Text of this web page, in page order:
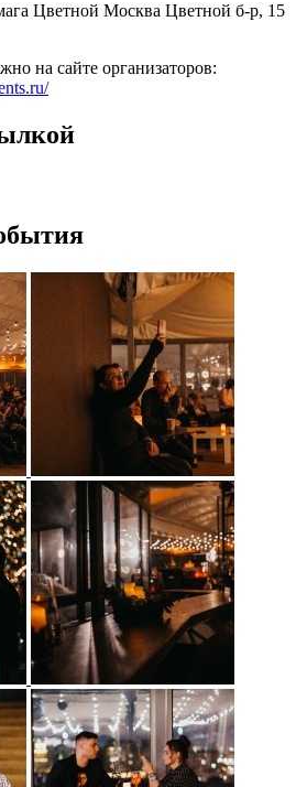
Цветной Москва Цветной б-р, 15
на сайте организаторов: